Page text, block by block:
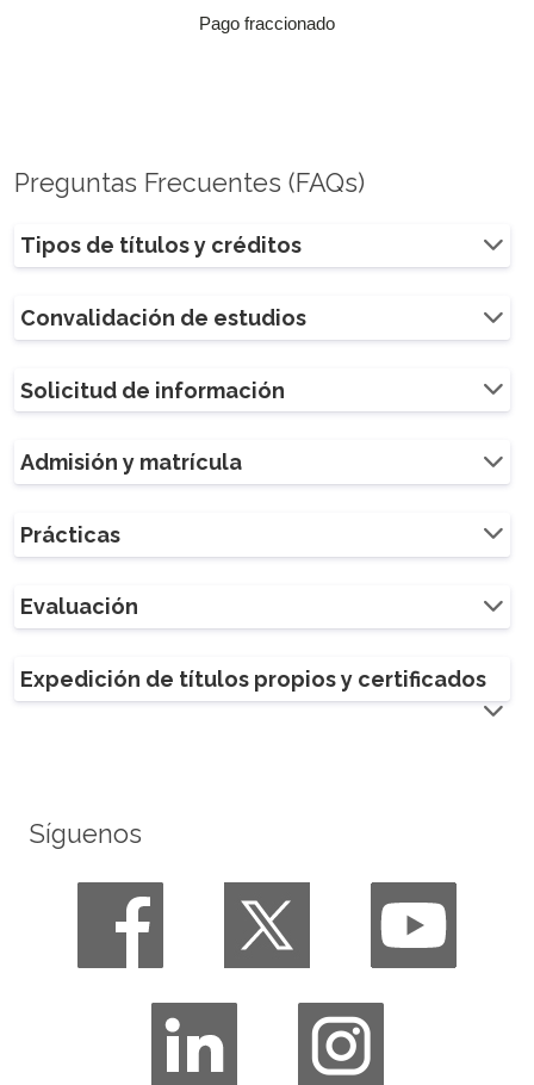
Pago fraccionado
Preguntas Frecuentes (FAQs)
Tipos de títulos y créditos
Convalidación de estudios
Solicitud de información
Admisión y matrícula
Prácticas
Evaluación
Expedición de títulos propios y certificados
Síguenos